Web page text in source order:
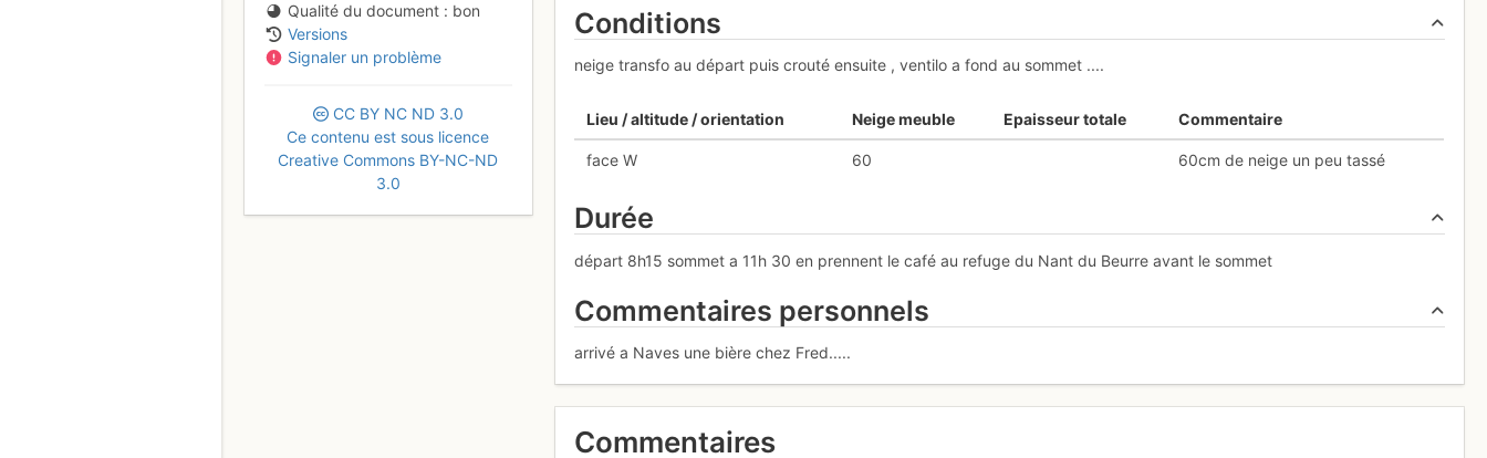
Qualité du document
bon
Versions
Signaler un problème
CC BY NC ND 3.0
Ce contenu est sous licence
Creative Commons BY-NC-ND
3.0
Conditions
neige transfo au départ puis crouté ensuite , ventilo a fond au sommet ....
Lieu / altitude / orientation Neige meuble Epaisseur totale Commentaire
face W 60 60cm de neige un peu tassé
Durée
départ 8h15 sommet a 11h 30 en prennent le café au refuge du Nant du Beurre avant le sommet
Commentaires personnels
arrivé a Naves une bière chez Fred.....
Commentaires